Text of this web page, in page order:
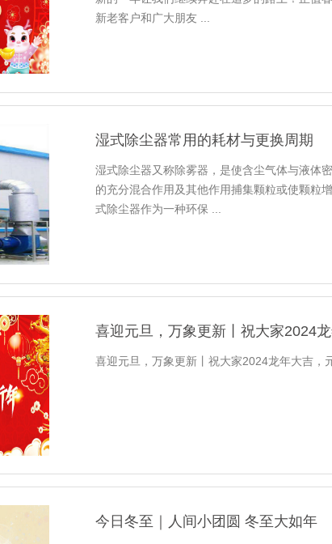
新老客户和广大朋友 ...
湿式除尘器常用的耗材与更换周期
湿式除尘器又称除雾器，是使含尘气体与液体
的充分混合作用及其他作用捕集颗粒或使颗粒
式除尘器作为一种环保 ...
喜迎元旦，万象更新丨祝大家2024
喜迎元旦，万象更新丨祝大家2024龙年大吉，
今日冬至｜人间小团圆 冬至大如年